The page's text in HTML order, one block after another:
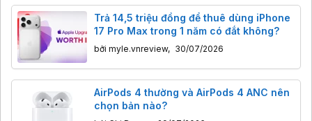
Trả 14,5 triệu đồng để thuê dùng iPhone
17 Pro Max trong 1 năm có đắt không?
bởi myle.vnreview, 30/07/2026
AirPods 4 thường và AirPods 4 ANC nên
chọn bản nào?